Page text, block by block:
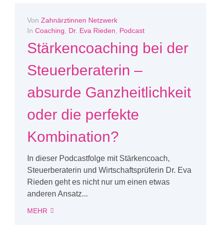
Von Zahnärztinnen Netzwerk
In Coaching Dr. Eva Rieden Podcast
Stärkencoaching bei der
Steuerberaterin –
absurde Ganzheitlichkeit
oder die perfekte
Kombination?
In dieser Podcastfolge mit Stärkencoach,
Steuerberaterin und Wirtschaftsprüferin Dr. Eva
Rieden geht es nicht nur um einen etwas
anderen Ansatz...
MEHR